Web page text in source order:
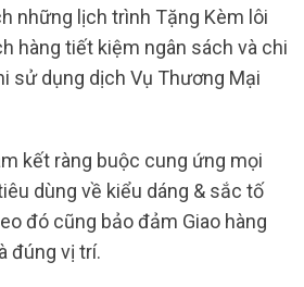
những lịch trình Tặng Kèm lôi
hàng tiết kiệm ngân sách và chi
sử dụng dịch Vụ Thương Mại
kết ràng buộc cung ứng mọi
dùng về kiểu dáng & sắc tố
đó cũng bảo đảm Giao hàng
đúng vị trí.